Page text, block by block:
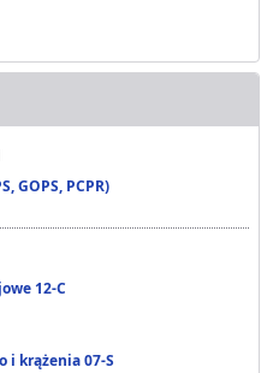
GOPS, PCPR)
12-C
i krążenia 07-S